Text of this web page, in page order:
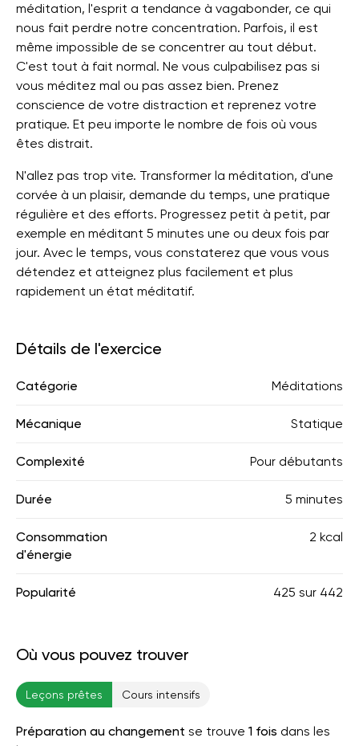
méditation, l'esprit a tendance à vagabonder, ce qui
nous fait perdre notre concentration. Parfois, il est
même impossible de se concentrer au tout début.
C'est tout à fait normal. Ne vous culpabilisez pas si
vous méditez mal ou pas assez bien. Prenez
conscience de votre distraction et reprenez votre
pratique. Et peu importe le nombre de fois où vous
êtes distrait.
N'allez pas trop vite. Transformer la méditation, d'une
corvée à un plaisir, demande du temps, une pratique
régulière et des efforts. Progressez petit à petit, par
exemple en méditant 5 minutes une ou deux fois par
jour. Avec le temps, vous constaterez que vous vous
détendez et atteignez plus facilement et plus
rapidement un état méditatif.
Détails de l'exercice
Catégorie Méditations
Mécanique Statique
Complexité Pour débutants
Durée 5 minutes
Consommation
d'énergie
2 kcal
Popularité 425 sur 442
Où vous pouvez trouver
Leçons prêtes Cours intensifs
Préparation au changement se trouve 1 fois dans les